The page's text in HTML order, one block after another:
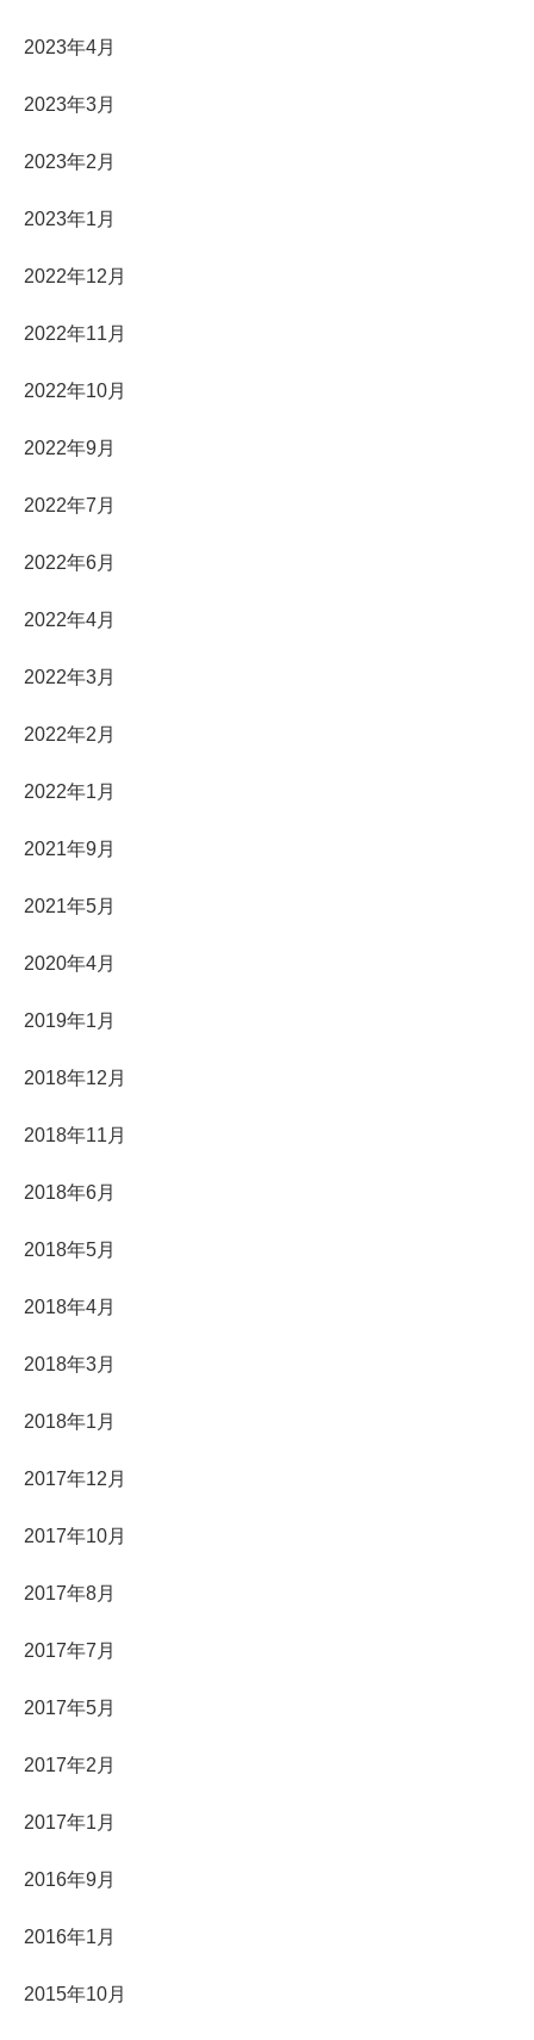
2023年4月
2023年3月
2023年2月
2023年1月
2022年12月
2022年11月
2022年10月
2022年9月
2022年7月
2022年6月
2022年4月
2022年3月
2022年2月
2022年1月
2021年9月
2021年5月
2020年4月
2019年1月
2018年12月
2018年11月
2018年6月
2018年5月
2018年4月
2018年3月
2018年1月
2017年12月
2017年10月
2017年8月
2017年7月
2017年5月
2017年2月
2017年1月
2016年9月
2016年1月
2015年10月